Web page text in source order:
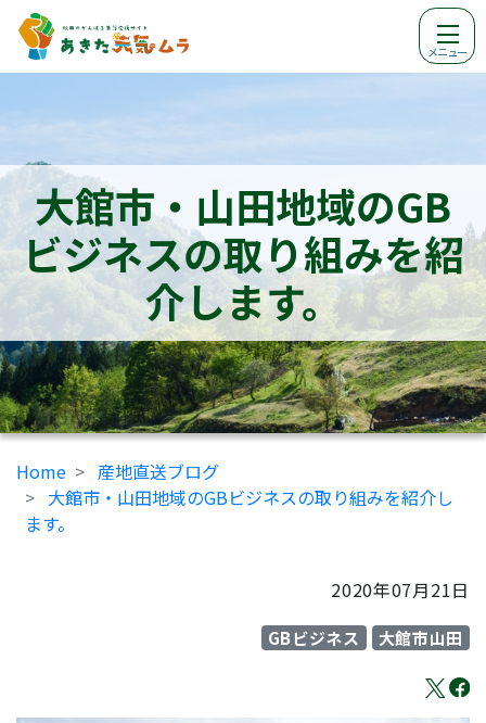
メニュー
大館市・山田地域のGB
ビジネスの取り組みを紹
介します。
Home
産地直送ブログ
大館市・山田地域のGBビジネスの取り組みを紹介し
ます。
2020年07月21日
GBビジネス 大館市山田